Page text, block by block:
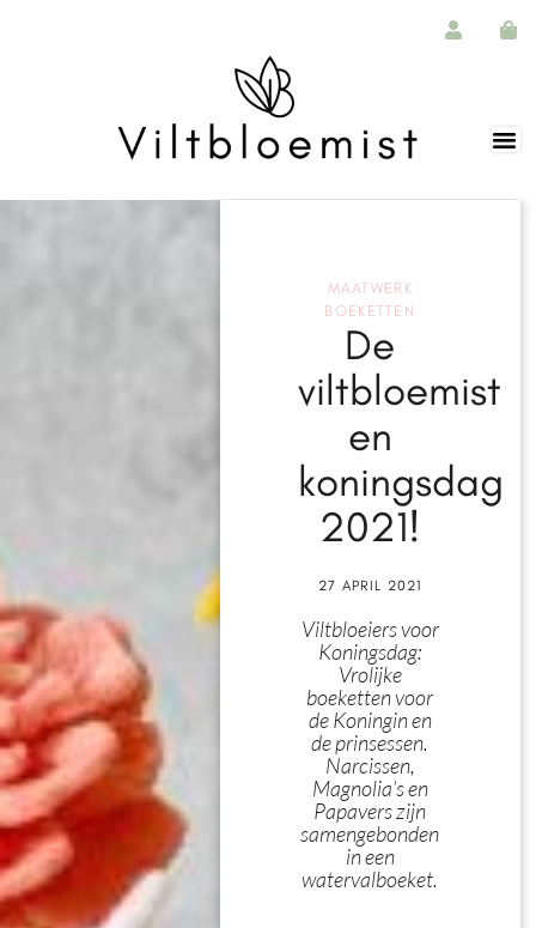
MAATWERK
BOEKETTEN
De
viltbloemist
en
koningsdag
2021!
27 APRIL 2021
Viltbloeiers voor
Koningsdag:
Vrolijke
boeketten voor
de Koningin en
de prinsessen.
Narcissen,
Magnolia’s en
Papavers zijn
samengebonden
in een
watervalboeket.